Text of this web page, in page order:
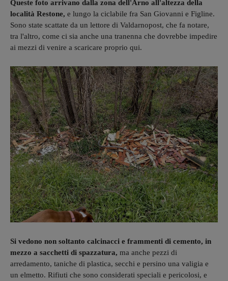
Queste foto arrivano dalla zona dell'Arno all'altezza della
località Restone, e lungo la ciclabile fra San Giovanni e Figline.
Sono state scattate da un lettore di Valdarnopost, che fa notare,
tra l'altro, come ci sia anche una tranenna che dovrebbe impedire
ai mezzi di venire a scaricare proprio qui.
Si vedono non soltanto calcinacci e frammenti di cemento, in
mezzo a sacchetti di spazzatura, ma anche pezzi di
arredamento, taniche di plastica, secchi e persino una valigia e
un elmetto. Rifiuti che sono considerati speciali e pericolosi, e